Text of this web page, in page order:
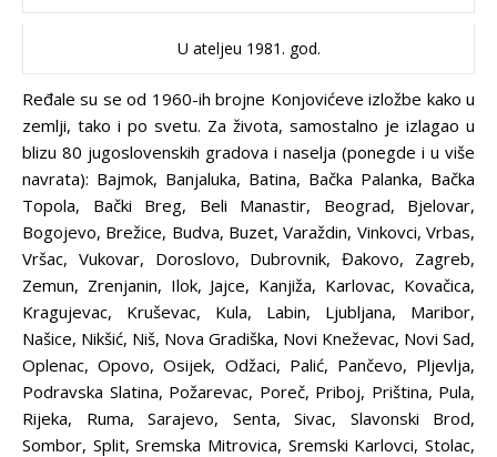
U ateljeu 1981. god.
Ređale su se od 1960-ih brojne Konjovićeve izložbe kako u
zemlji, tako i po svetu. Za života, samostalno je izlagao u
blizu 80 jugoslovenskih gradova i naselja (ponegde i u više
navrata): Bajmok, Banjaluka, Batina, Bačka Palanka, Bačka
Topola, Bački Breg, Beli Manastir, Beograd, Bjelovar,
Bogojevo, Brežice, Budva, Buzet, Varaždin, Vinkovci, Vrbas,
Vršac, Vukovar, Doroslovo, Dubrovnik, Đakovo, Zagreb,
Zemun, Zrenjanin, Ilok, Jajce, Kanjiža, Karlovac, Kovačica,
Kragujevac, Kruševac, Kula, Labin, Ljubljana, Maribor,
Našice, Nikšić, Niš, Nova Gradiška, Novi Kneževac, Novi Sad,
Oplenac, Opovo, Osijek, Odžaci, Palić, Pančevo, Pljevlja,
Podravska Slatina, Požarevac, Poreč, Priboj, Priština, Pula,
Rijeka, Ruma, Sarajevo, Senta, Sivac, Slavonski Brod,
Sombor, Split, Sremska Mitrovica, Sremski Karlovci, Stolac,